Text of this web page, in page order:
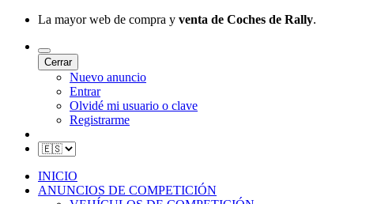
La mayor web de compra y venta de Coches de Rally.
Cerrar
Nuevo anuncio
Entrar
Olvidé mi usuario o clave
Registrarme
INICIO
ANUNCIOS DE COMPETICIÓN